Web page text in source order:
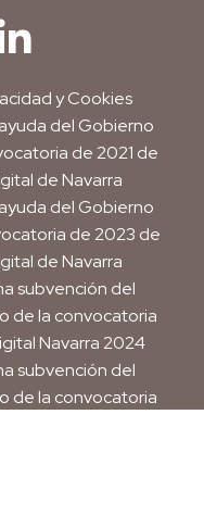
y Cookies
del Gobierno
de 2021 de
de Navarra
del Gobierno
de 2023 de
de Navarra
subvención del
de la convocatoria
Navarra 2024
subvención del
de la convocatoria